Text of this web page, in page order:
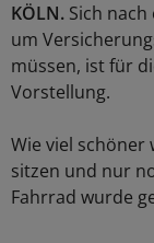
KÖLN. Sich
um
müssen, ist für
Vorstellung.
Wie viel schöner
sitzen und nur
Fahrrad wurde